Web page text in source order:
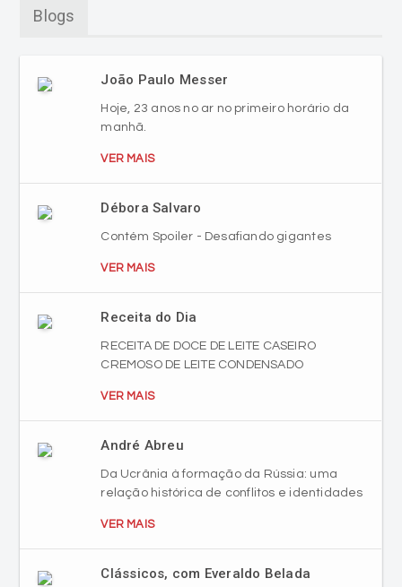
Blogs
João Paulo Messer
Hoje, 23 anos no ar no primeiro horário da
manhã.
VER MAIS
Débora Salvaro
Contém Spoiler - Desafiando gigantes
VER MAIS
Receita do Dia
RECEITA DE DOCE DE LEITE CASEIRO
CREMOSO DE LEITE CONDENSADO
VER MAIS
André Abreu
Da Ucrânia à formação da Rússia: uma
relação histórica de conflitos e identidades
VER MAIS
Clássicos, com Everaldo Belada